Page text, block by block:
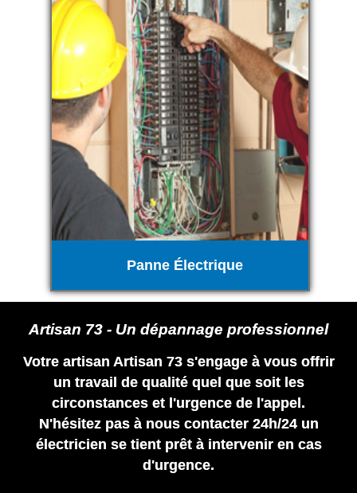
Panne Électrique
Artisan 73 - Un dépannage professionnel
Votre artisan Artisan 73 s'engage à vous offrir
un travail de qualité quel que soit les
circonstances et l'urgence de l'appel.
N'hésitez pas à nous contacter 24h/24 un
électricien se tient prêt à intervenir en cas
d'urgence.